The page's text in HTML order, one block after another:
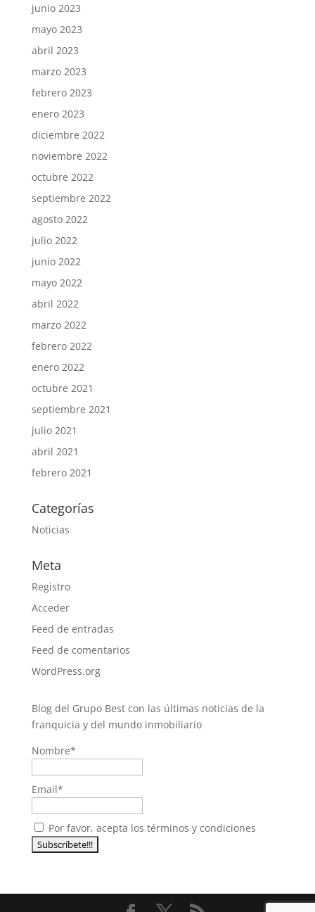
junio 2023
mayo 2023
abril 2023
marzo 2023
febrero 2023
enero 2023
diciembre 2022
noviembre 2022
octubre 2022
septiembre 2022
agosto 2022
julio 2022
junio 2022
mayo 2022
abril 2022
marzo 2022
febrero 2022
enero 2022
octubre 2021
septiembre 2021
julio 2021
abril 2021
febrero 2021
Categorías
Noticias
Meta
Registro
Acceder
Feed de entradas
Feed de comentarios
WordPress.org
Blog del Grupo Best con las últimas noticias de la
franquicia y del mundo inmobiliario
Nombre*
Email*
Por favor, acepta los términos y condiciones